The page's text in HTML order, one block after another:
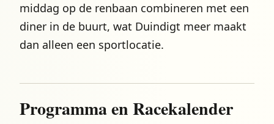
middag op de renbaan combineren met een
diner in de buurt, wat Duindigt meer maakt
dan alleen een sportlocatie.
Programma en Racekalender